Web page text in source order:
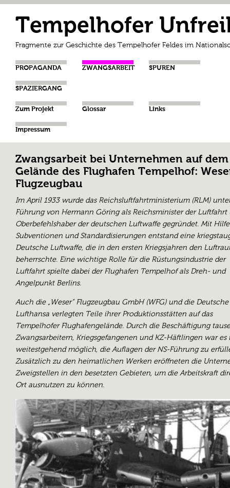
Tempelhofer
Fragmente zur Geschichte des Tempelhofer Feldes im
PROPAGANDA ZWANGSARBEIT SPUREN
SPAZIERGANG
Zum Projekt Glossar Links
Impressum
Zwangsarbeit bei Unternehmen auf dem
Gelände des Flughafen Tempelhof:
Flugzeugbau
Im April 1933 wurde das Reichsluftfahrtministerium (RLM)
Führung von Hermann Göring als Reichsminister der Luftfahrt
Oberbefehlshaber der deutschen Luftwaffe gegründet. Mit
Subventionen und Standardisierungen entstand eine
Deutsche Luftwaffe, die in den ersten Kriegsjahren den
beherrschte. Eine wichtige Rolle für die Rüstungsindustrie der
Luftfahrt spielte dabei der Flughafen Tempelhof als Dreh- und
Angelpunkt Berlins.
Auch die „Weser“ Flugzeugbau GmbH (WFG) und die Deutsche
Lufthansa verlegten Teile ihrer Produktionsstätten auf das
Tempelhofer Flughafengelände. Durch die Beschäftigung
Zwangsarbeitern, Kriegsgefangenen und KZ-Häftlingen war es
weitestgehend möglich, die Auflagen der NS-Führung zu
Zusätzlich zu den heimatlichen Werken eröffneten die
Zweigstellen in den besetzten Gebieten, um die Arbeitskraft
Ort ausnutzen zu können.